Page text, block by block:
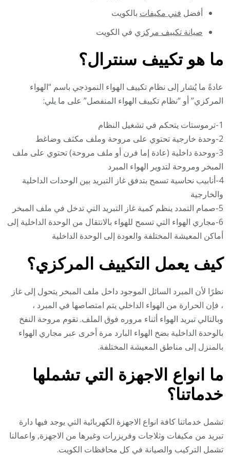
أفضل فني مكيفات بالكويت
صيانة تكييف مركزي في الكويت
ما هو تكييف سنترال؟
عادةً ما يُشار إلى نظام تكييف الهواء النموذجي باسم “الهواء
المركزي” أو “نظام تكييف الهواء المنفصل” على ما يلي:
1-ترموستات يتحكم في تشغيل النظام
2-وحدة خارجية تحتوي على مروحة وملف مكثف وضاغط
3-ووحدة داخلية (عادة إما فرن أو ملف مروحة) تحتوي على ملف
المبخر ومروحة لتدوير الهواء المبرد
4-أنابيب نحاسية تسمح بتدفق غاز التبريد بين الوحدات الداخلية
والخارجية
5-صمام التمدد ينظم كمية غاز التبريد التي تدخل في ملف المبخر
6-مجاري الهواء التي تسمح للهواء بالانتقال من الوحدة الداخلية إلى
أماكن المعيشة المختلفة والعودة إلى الوحدة الداخلية
كيف يعمل التكييف المركزي؟
نظرًا لأن المبرد السائل الموجود داخل ملف المبخر يتحول إلى غاز
، فإن الحرارة من الهواء الداخلي يتم امتصاصها في المبرد ،
وبالتالي تبريد الهواء أثناء مروره فوق الملف. تقوم مروحة النفخ
بالوحدة الداخلية بضخ الهواء البارد مرة أخرى عبر مجاري الهواء
بالمنزل إلى مناطق المعيشة المختلفة.
ما انواع الاجهزة التي تشملها
خدماتنا؟
تشمل خدماتنا كافة انواع الاجهزة الكهربائية التي يوجد فيها دارة
تبريد من مكيفات وثلاجات وفريزرات وغيرها من الاجهزة, واعمالنا
تشمل التركيب والصيانة في كل محافظات الكويت.